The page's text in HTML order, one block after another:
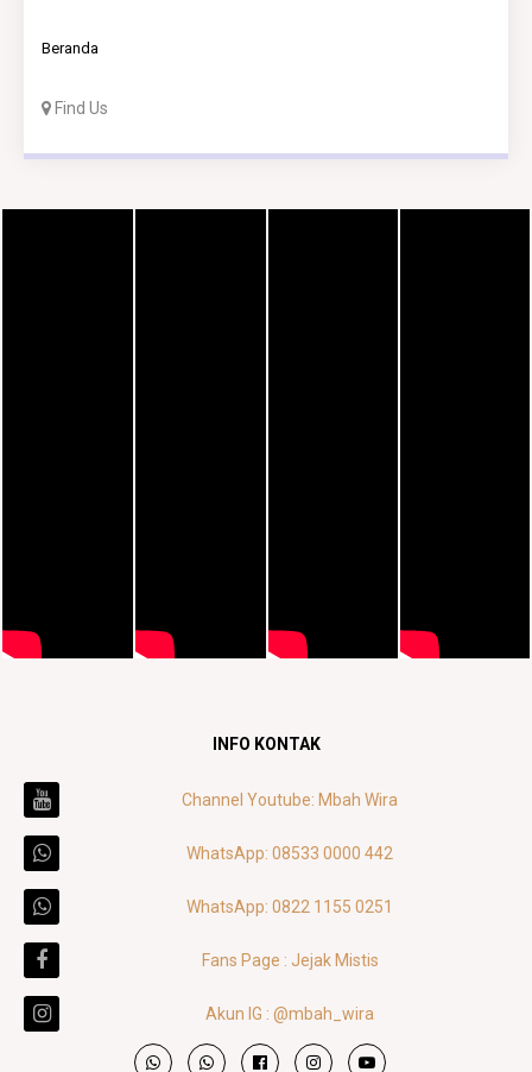
Beranda
Find Us
INFO KONTAK
Channel Youtube: Mbah Wira
WhatsApp: 08533 0000 442
WhatsApp: 0822 1155 0251
Fans Page : Jejak Mistis
Akun IG : @mbah_wira